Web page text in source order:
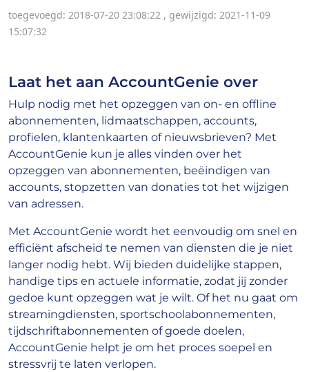
toegevoegd: 2018-07-20 23:08:22 , gewijzigd: 2021-11-09
15:07:32
Laat het aan AccountGenie over
Hulp nodig met het opzeggen van on- en offline
abonnementen, lidmaatschappen, accounts,
profielen, klantenkaarten of nieuwsbrieven? Met
AccountGenie kun je alles vinden over het
opzeggen van abonnementen, beëindigen van
accounts, stopzetten van donaties tot het wijzigen
van adressen.
Met AccountGenie wordt het eenvoudig om snel en
efficiënt afscheid te nemen van diensten die je niet
langer nodig hebt. Wij bieden duidelijke stappen,
handige tips en actuele informatie, zodat jij zonder
gedoe kunt opzeggen wat je wilt. Of het nu gaat om
streamingdiensten, sportschoolabonnementen,
tijdschriftabonnementen of goede doelen,
AccountGenie helpt je om het proces soepel en
stressvrij te laten verlopen.